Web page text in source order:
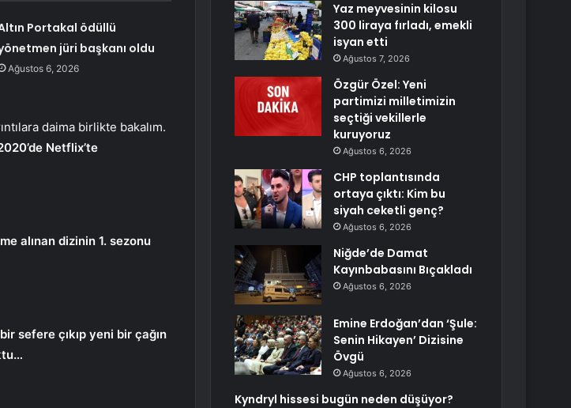
Portakal ödüllü
jüri başkanı oldu
Ağustos 6, 2026
daima birlikte bakalım.
Netflix’te
alınan dizinin 1. sezonu
sefere çıkıp yeni bir çağın
Yaz meyvesinin kilosu
300 liraya fırladı, emekli
isyan etti
Ağustos 7, 2026
Özgür Özel: Yeni
partimizi milletimizin
seçtiği vekillerle
kuruyoruz
Ağustos 6, 2026
CHP toplantısında
ortaya çıktı: Kim bu
siyah ceketli genç?
Ağustos 6, 2026
Niğde’de Damat
Kayınbabasını Bıçakladı
Ağustos 6, 2026
Emine Erdoğan’dan ‘Şule:
Senin Hikayen’ Dizisine
Övgü
Ağustos 6, 2026
Kyndryl hissesi bugün neden düşüyor?